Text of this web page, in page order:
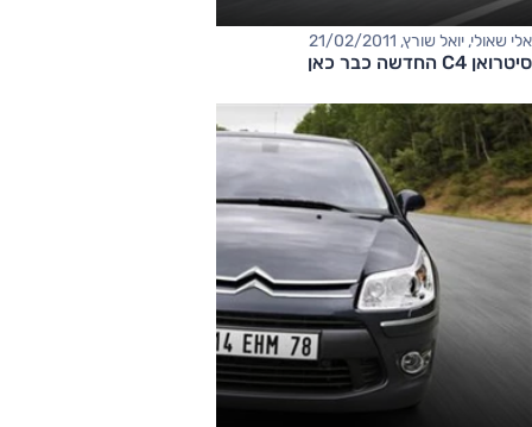
אלי שאולי, יואל שורץ, 21/02/2011
סיטרואן C4 החדשה כבר כאן